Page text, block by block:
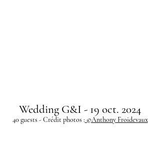
Wedding G&I - 19 oct. 2024
40 guests - Crédit photos : ©Anthony Froidevaux